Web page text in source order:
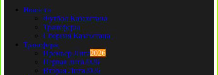
Новости
Футбол Казахстана
Трансферы
Сборная Казахстана
Трансферы
Премьер Лига2026
Первая лига2026
Вторая Лига2026